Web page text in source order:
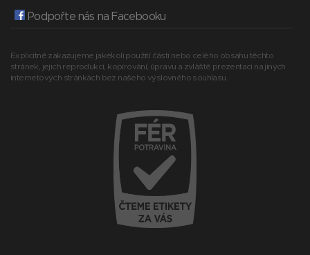
Podpořte nás na Facebooku
Explicitně zakazujeme jakékoli použití části nebo celého obsahu těchto
stránek, jejich reprodukci, kopírování, úpravu a zvláště prezentaci na jiných
internetových stránkách bez našeho výslovného souhlasu.